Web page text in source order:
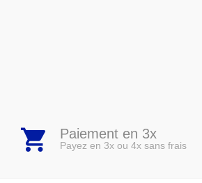
Paiement en 3x
Payez en 3x ou 4x sans frais